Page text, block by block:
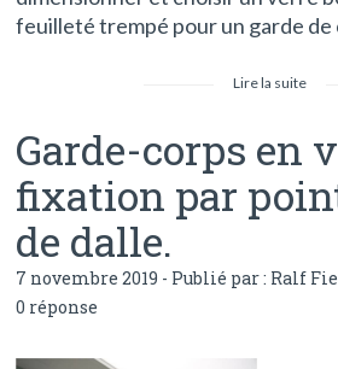
o
feuilleté trempé pour un garde de
Lire la suite
Garde-corps en
fixation par
de dalle.
7 novembre 2019 - Publié par : Ralf
0 réponse